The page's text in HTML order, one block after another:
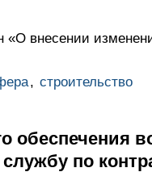
внесении
, строительство
обеспечения
по